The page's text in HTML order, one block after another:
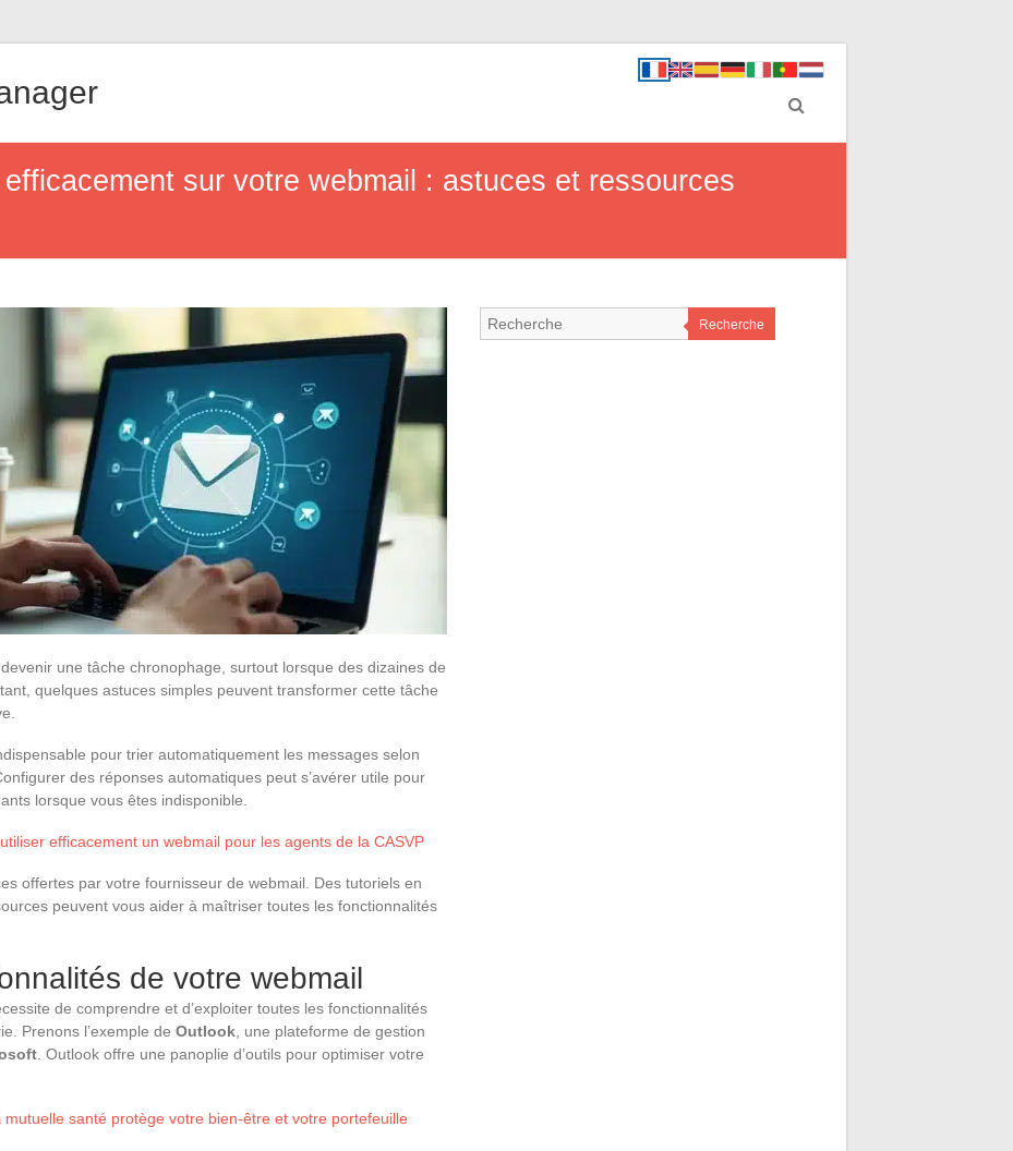
sur votre webmail : astuces et ressources
une tâche chronophage, surtout lorsque des dizaines de
quelques astuces simples peuvent transformer cette tâche
pour trier automatiquement les messages selon
des réponses automatiques peut s’avérer utile pour
lorsque vous êtes indisponible.
efficacement un webmail pour les agents de la CASVP
offertes par votre fournisseur de webmail. Des tutoriels en
peuvent vous aider à maîtriser toutes les fonctionnalités
de votre webmail
de comprendre et d’exploiter toutes les fonctionnalités
Prenons l’exemple de Outlook , une plateforme de gestion
. Outlook offre une panoplie d’outils pour optimiser votre
mutuelle santé protège votre bien-être et votre portefeuille
Recherche